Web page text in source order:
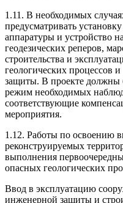
1.11. В необходимых
предусматривать
аппаратуры и устройство
геодезических реперов,
строительства и
геологических процессов
защи­ты. В проекте должны
режим необходимых
соответствующие
мероприятия.
1.12. Работы по освоению
реконструируемых
выполнения
опасных геологических
Ввод в эксплуатацию
инженерной защиты и